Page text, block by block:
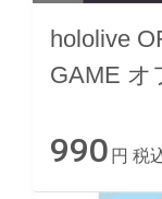
hololive
GAME オ
990 円 税